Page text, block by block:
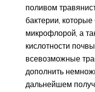
поливом
бактерии,
микрофлорой, а
кислотности
всевозможные
дополнить
дальнейшем